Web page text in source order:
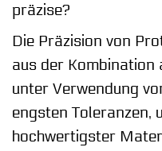
präzise?
Die Präzision von
aus der
unter Verwendung
engsten Toleranzen,
hochwertigster